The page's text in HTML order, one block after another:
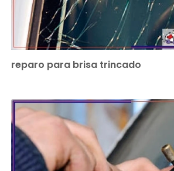
reparo para brisa trincado